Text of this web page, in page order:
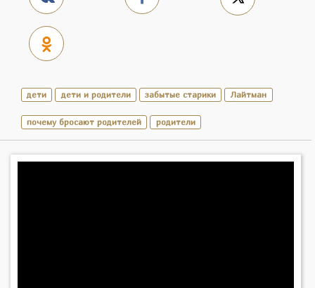
дети дети и родители забытые старики Лайтман
почему бросают родителей родители